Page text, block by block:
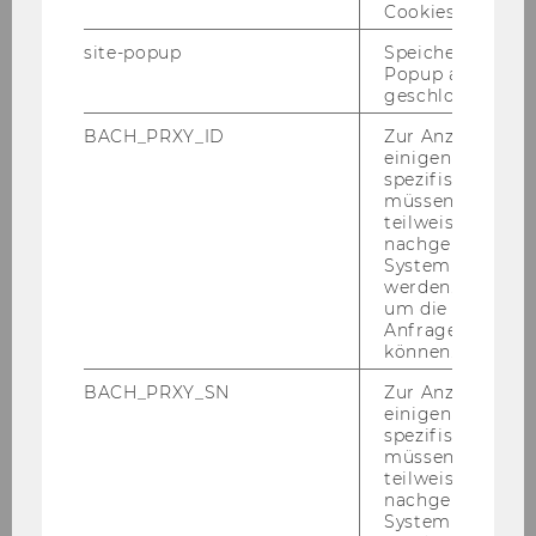
Be­A­ble
Stu­dent Coun­sel­ling Pro­
12%
DER STUDIERENDEN AN DER WU
Cookies.
site-popup
Speichert ob ein
Popup
geschlossen
BACH_PRXY_ID
Zur Anzeige von
einigen WU-
spezifischen
müssen
teilweise von
nachgelagerten
System
werden.
um die Antwort
Anfrage
können.
BACH_PRXY_SN
Zur Anzeige von
einigen WU-
spezifischen
müssen
teilweise von
nachgelagerten
System